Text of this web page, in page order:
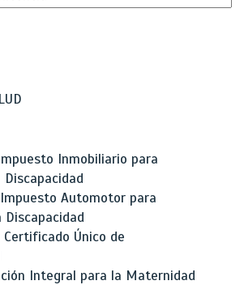
Inmobiliario para
Automotor para
Discapacidad
Certificado Único de
Integral para la Maternidad